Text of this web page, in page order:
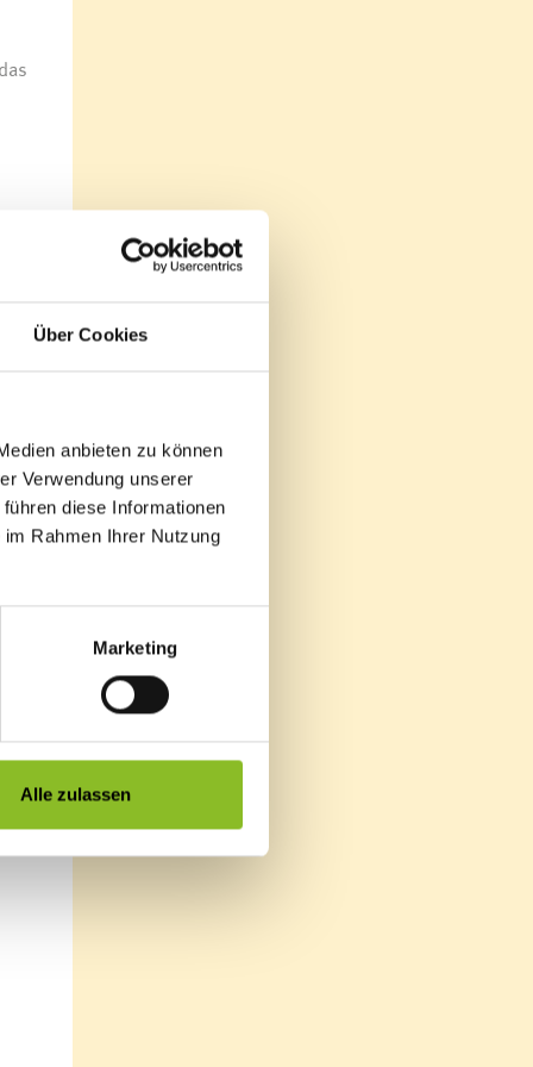
Über Cookies
anbieten zu können
Verwendung unserer
diese Informationen
Rahmen Ihrer Nutzung
Marketing
Alle zulassen
es